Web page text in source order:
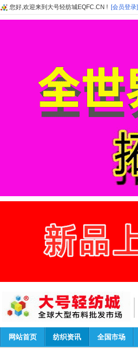
您好,欢迎来到大号轻纺城EQFC.CN ! [会员登录]
网站首页 纺织资讯 全国市场